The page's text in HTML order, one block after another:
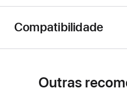
Compatibilidade
Outras